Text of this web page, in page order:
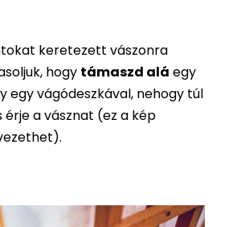
keretezett vászonra
hogy támaszd alá egy
egy vágódeszkával, nehogy túl
érje a vásznat (ez a kép